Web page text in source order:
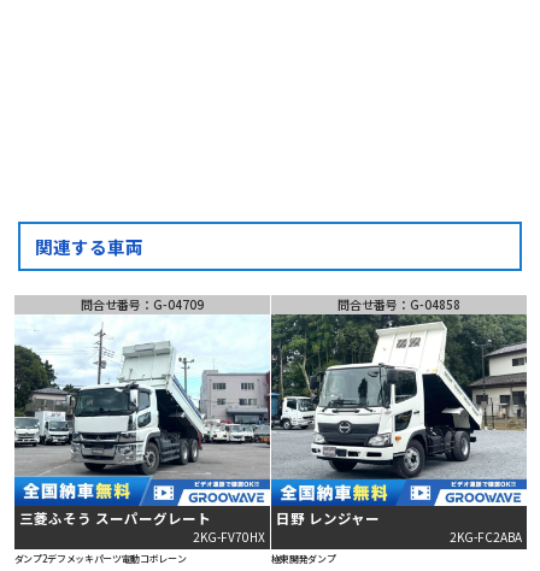
関連する車両
問合せ番号：G-04709
三菱ふそう スーパーグレート
2KG-FV70HX
ダンプ2デフ メッキパーツ電動コボレーン
問合せ番号：G-04858
日野 レンジャー
2KG-FC2ABA
極東開発ダンプ